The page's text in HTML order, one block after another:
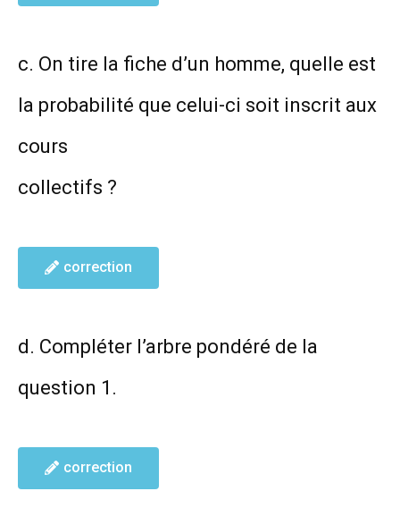
c. On tire la fiche d’un homme, quelle est
la probabilité que celui-ci soit inscrit aux
cours
collectifs ?
correction
d. Compléter l’arbre pondéré de la
question 1.
correction